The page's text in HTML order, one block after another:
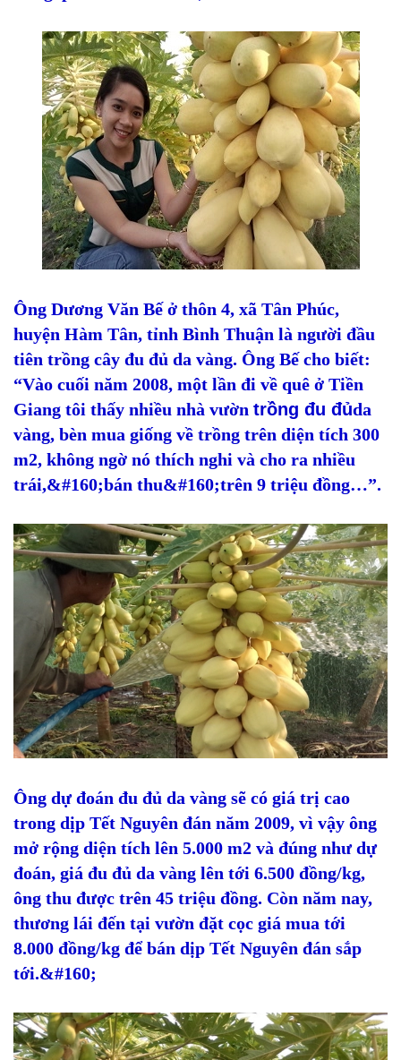
Ông Dương Văn Bế ở thôn 4, xã Tân Phúc,
huyện Hàm Tân, tỉnh Bình Thuận là người đầu
tiên trồng cây đu đủ da vàng. Ông Bế cho biết:
“Vào cuối năm 2008, một lần đi về quê ở Tiền
Giang tôi thấy nhiều nhà vườn trồng đu đủda
vàng, bèn mua giống về trồng trên diện tích 300
m2, không ngờ nó thích nghi và cho ra nhiều
trái,&#160;bán thu&#160;trên 9 triệu đồng…”.
Ông dự đoán đu đủ da vàng sẽ có giá trị cao
trong dịp Tết Nguyên đán năm 2009, vì vậy ông
mở rộng diện tích lên 5.000 m2 và đúng như dự
đoán, giá đu đủ da vàng lên tới 6.500 đồng/kg,
ông thu được trên 45 triệu đồng. Còn năm nay,
thương lái đến tại vườn đặt cọc giá mua tới
8.000 đồng/kg để bán dịp Tết Nguyên đán sắp
tới.&#160;